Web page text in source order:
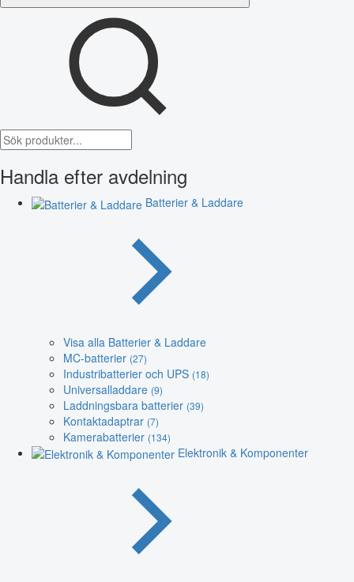
Handla efter avdelning
Batterier & Laddare
Visa alla Batterier & Laddare
MC-batterier (27)
Industribatterier och UPS (18)
Universalladdare (9)
Laddningsbara batterier (39)
Kontaktadaptrar (7)
Kamerabatterier (134)
Elektronik & Komponenter